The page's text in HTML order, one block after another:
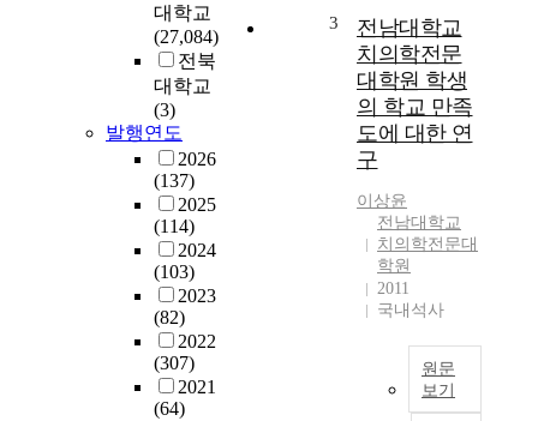
대학교
(27,084)
전북
대학교
(3)
발행연도
2026
(137)
2025
(114)
2024
(103)
2023
(82)
2022
(307)
2021
(64)
3
전남대학교
치의학전문
대학원 학생
의 학교 만족
도에 대한 연
구
이상윤
전남대학교
치의학전문대
학원
2011
국내석사
원문
보기